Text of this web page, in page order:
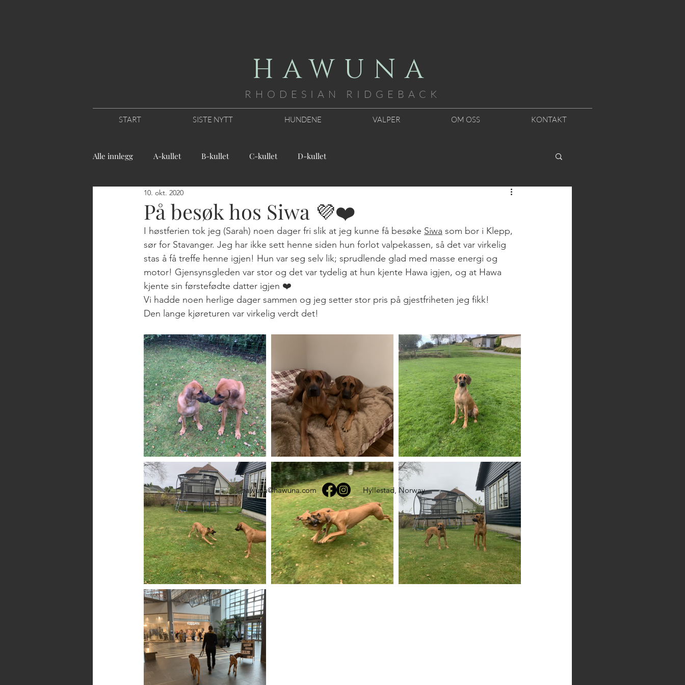
RHODESIAN RID GEBACK
START SISTE NYTT HUNDENE VALPER OM OSS KONTAKT
Alle innlegg A-kullet B-kullet C-kullet D-kullet
På besøk hos Siwa 💜❤️
10. okt. 2020
I høstferien tok jeg (Sarah) noen dager fri slik at jeg kunne få besøke Siwa som bor i Klepp,
sør for Stavanger. Jeg har ikke sett henne siden hun forlot valpekassen, så det var virkelig
stas å få treffe henne igjen! Hun var seg selv lik; sprudlende glad med masse energi og
motor! Gjensynsgleden var stor og det var tydelig at hun kjente Hawa igjen, og at Hawa
kjente sin førstefødte datter igjen ❤️
Vi hadde noen herlige dager sammen og jeg setter stor pris på gjestfriheten jeg fikk!
Den lange kjøreturen var virkelig verdt det!
HAWUNA
hawuna@hawuna.com Hyllestad, Norway